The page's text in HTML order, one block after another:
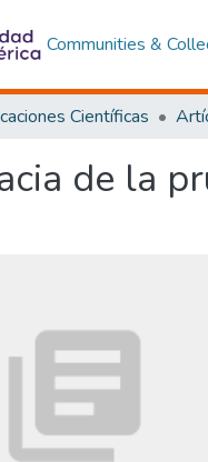
Communities &
Científicas
de la